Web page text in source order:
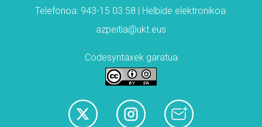
Telefonoa: 943-15 03 58 | Helbide elektronikoa:
azpeitia@ukt.eus
Codesyntaxek garatua